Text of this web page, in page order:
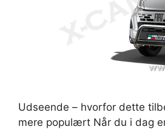
Udseende – hvorfor dette
mere populært Når du i dag